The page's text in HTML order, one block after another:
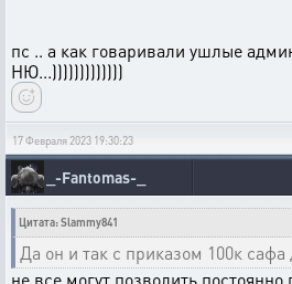
пс .. а как говаривали ушлые
НЮ...)))))))))))))
17 Февраля 2023 19:30:23
_-Fantomas-_
Цитата: Slammy841
Да он и так с приказом 100к сафа
не все могут позволить постоянно